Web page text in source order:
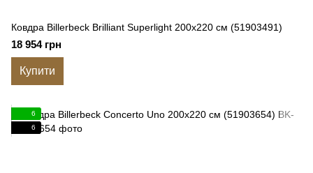
Ковдра Billerbeck Brilliant Superlight 200x220 см (51903491)
18 954 грн
Купити
6
6